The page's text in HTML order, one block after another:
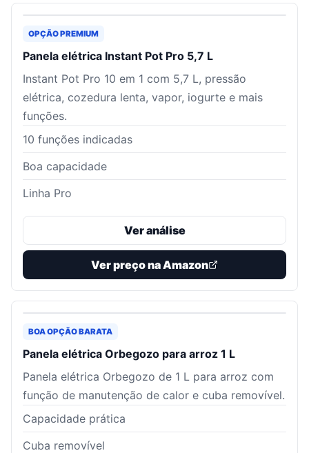
OPÇÃO PREMIUM
Panela elétrica Instant Pot Pro 5,7 L
Instant Pot Pro 10 em 1 com 5,7 L, pressão
elétrica, cozedura lenta, vapor, iogurte e mais
funções.
10 funções indicadas
Boa capacidade
Linha Pro
Ver análise
Ver preço na Amazon
BOA OPÇÃO BARATA
Panela elétrica Orbegozo para arroz 1 L
Panela elétrica Orbegozo de 1 L para arroz com
função de manutenção de calor e cuba removível.
Capacidade prática
Cuba removível